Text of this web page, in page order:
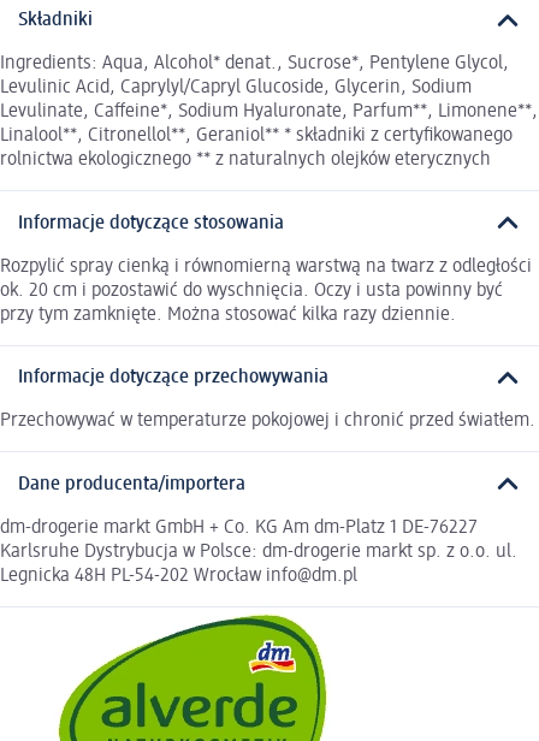
Składniki
Ingredients: Aqua, Alcohol* denat., Sucrose*, Pentylene Glycol,
Levulinic Acid, Caprylyl/Capryl Glucoside, Glycerin, Sodium
Levulinate, Caffeine*, Sodium Hyaluronate, Parfum**, Limonene**,
Linalool**, Citronellol**, Geraniol** * składniki z certyfikowanego
rolnictwa ekologicznego ** z naturalnych olejków eterycznych
Informacje dotyczące stosowania
Rozpylić spray cienką i równomierną warstwą na twarz z odległości
ok. 20 cm i pozostawić do wyschnięcia. Oczy i usta powinny być
przy tym zamknięte. Można stosować kilka razy dziennie.
Informacje dotyczące przechowywania
Przechowywać w temperaturze pokojowej i chronić przed światłem.
Dane producenta/importera
dm-drogerie markt GmbH + Co. KG Am dm-Platz 1 DE-76227
Karlsruhe Dystrybucja w Polsce: dm-drogerie markt sp. z o.o. ul.
Legnicka 48H PL-54-202 Wrocław info@dm.pl